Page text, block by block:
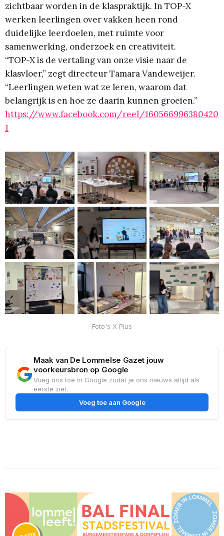
zichtbaar worden in de klaspraktijk. In TOP-X
werken leerlingen over vakken heen rond
duidelijke leerdoelen, met ruimte voor
samenwerking, onderzoek en creativiteit.
“TOP-X is de vertaling van onze visie naar de
klasvloer,” zegt directeur Tamara Vandeweijer.
“Leerlingen weten wat ze leren, waarom dat
belangrijk is en hoe ze daarin kunnen groeien.”
https://www.facebook.com/reel/160566996380420
1
Foto's X Plus
Maak van De Lommelse Gazet jouw
voorkeursbron op Google
Voeg ons toe in Google zodat je ons nieuws altijd als
eerste ziet.
Voeg toe aan Google